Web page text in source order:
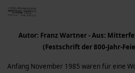
Autor: Franz Wartner - Aus:
(Festschrift der 800-Jahr-
Anfang November 1985 waren für eine